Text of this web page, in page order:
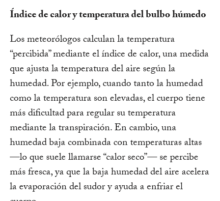
Índice de calor y temperatura del bulbo húmedo
Los meteorólogos calculan la temperatura
“percibida” mediante el índice de calor, una medida
que ajusta la temperatura del aire según la
humedad. Por ejemplo, cuando tanto la humedad
como la temperatura son elevadas, el cuerpo tiene
más dificultad para regular su temperatura
mediante la transpiración. En cambio, una
humedad baja combinada con temperaturas altas
—lo que suele llamarse “calor seco”— se percibe
más fresca, ya que la baja humedad del aire acelera
la evaporación del sudor y ayuda a enfriar el